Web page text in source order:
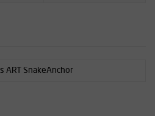
ART SnakeAnchor